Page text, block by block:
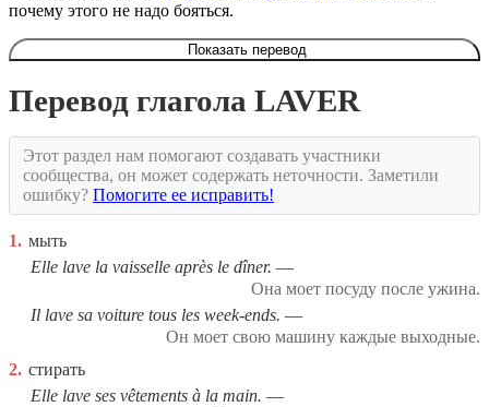
почему этого не надо бояться.
Показать перевод
Перевод глагола LAVER
Этот раздел нам помогают создавать участники
сообщества, он может содержать неточности. Заметили
ошибку? Помогите ее исправить!
1. мыть
Elle lave la vaisselle après le dîner.
Она моет посуду после ужина.
Il lave sa voiture tous les week-ends.
Он моет свою машину каждые выходные.
2. стирать
Elle lave ses vêtements à la main.